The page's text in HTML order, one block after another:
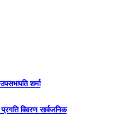
शर्मा
विवरण सार्वजनिक